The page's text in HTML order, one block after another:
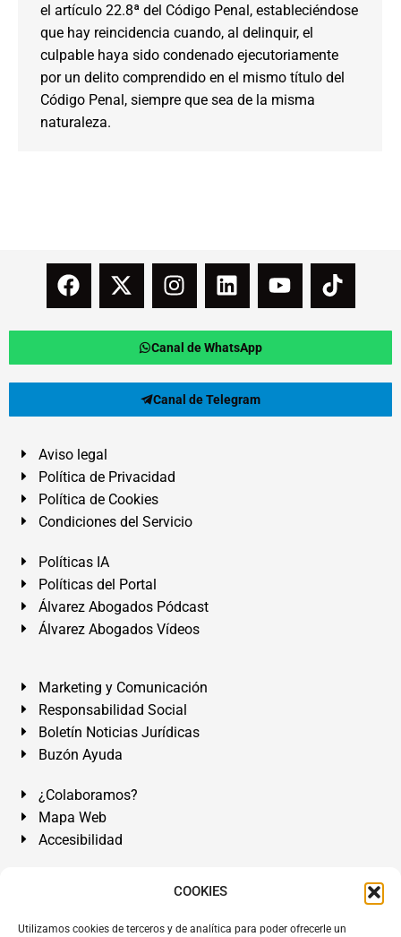
COOKIES
Utilizamos cookies de terceros y de analítica para poder ofrecerle un
el artículo 22.8ª del Código Penal, estableciéndose
que hay reincidencia cuando, al delinquir, el
culpable haya sido condenado ejecutoriamente
por un delito comprendido en el mismo título del
Código Penal, siempre que sea de la misma
naturaleza.
Canal de WhatsApp
Canal de Telegram
Aviso legal
Política de Privacidad
Política de Cookies
Condiciones del Servicio
Políticas IA
Políticas del Portal
Álvarez Abogados Pódcast
Álvarez Abogados Vídeos
Marketing y Comunicación
Responsabilidad Social
Boletín Noticias Jurídicas
Buzón Ayuda
¿Colaboramos?
Mapa Web
Accesibilidad
Álvarez Abogados Tenerife:Calle Teobaldo Power Nº 7,
de Tenerife. Islas Canarias.